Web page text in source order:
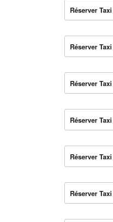
Réserver
Réserver
Réserver
Réserver
Réserver
Réserver